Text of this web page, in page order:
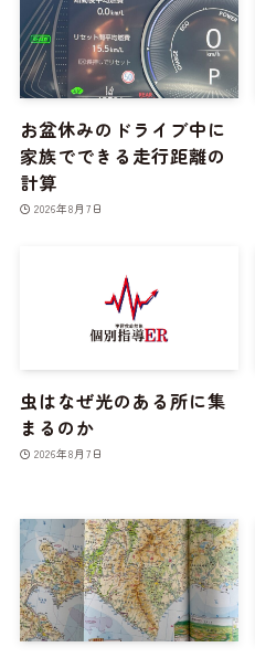
お盆休みのドライブ中に
家族でできる走行距離の
計算
2026年8月7日
虫はなぜ光のある所に集
まるのか
2026年8月7日